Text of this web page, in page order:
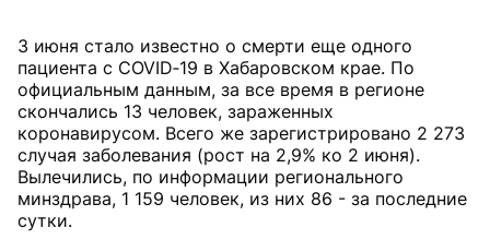
3 июня стало известно о смерти еще одного
пациента с COVID‑19 в Хабаровском крае. По
официальным данным, за все время в регионе
скончались 13 человек, зараженных
коронавирусом. Всего же зарегистрировано 2 273
случая заболевания (рост на 2,9% ко 2 июня).
Вылечились, по информации регионального
минздрава, 1 159 человек, из них 86 - за последние
сутки.